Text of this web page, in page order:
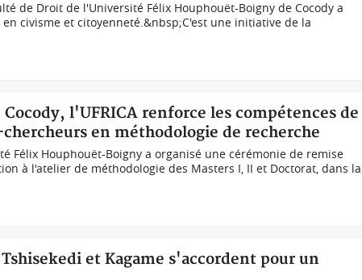
de Droit de l'Université Félix Houphouët-Boigny de Cocody a
civisme et citoyenneté.&nbsp;C'est une initiative de la
l'UFRICA renforce les compétences de
en méthodologie de recherche
Félix Houphouët-Boigny a organisé une cérémonie de remise
à l'atelier de méthodologie des Masters I, II et Doctorat, dans la
et Kagame s'accordent pour un